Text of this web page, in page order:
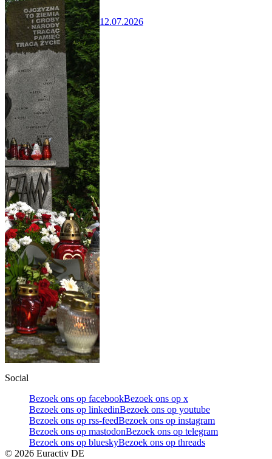
12.07.2026
Social
Bezoek ons op facebookBezoek ons op x
Bezoek ons op linkedinBezoek ons op youtube
Bezoek ons op rss-feedBezoek ons op instagram
Bezoek ons op mastodonBezoek ons op telegram
Bezoek ons op blueskyBezoek ons op threads
© 2026 Euractiv DE